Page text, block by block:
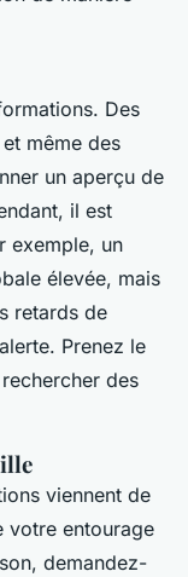
Des
même des
un aperçu de
il est
exemple, un
élevée, mais
retards de
Prenez le
des
viennent de
votre entourage
demandez-